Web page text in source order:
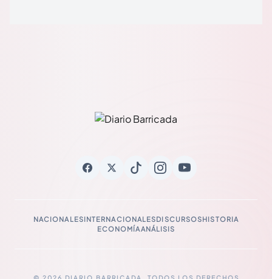
NACIONALESINTERNACIONALESDISCURSOSHISTORIA
ECONOMÍAANÁLISIS